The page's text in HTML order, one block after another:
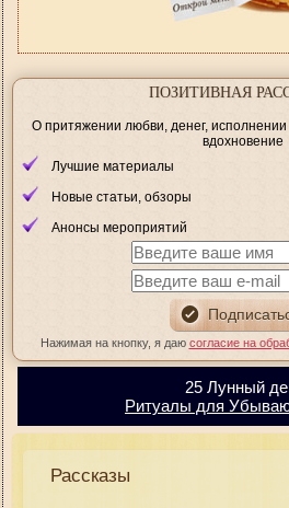
ПОЗИТИВНАЯ
О притяжении любви, денег,
вдохновение
Лучшие материалы
Новые статьи, обзоры
Анонсы мероприятий
Нажимая на кнопку, я даю согласие на
25 Лунный
Ритуалы для
Рассказы